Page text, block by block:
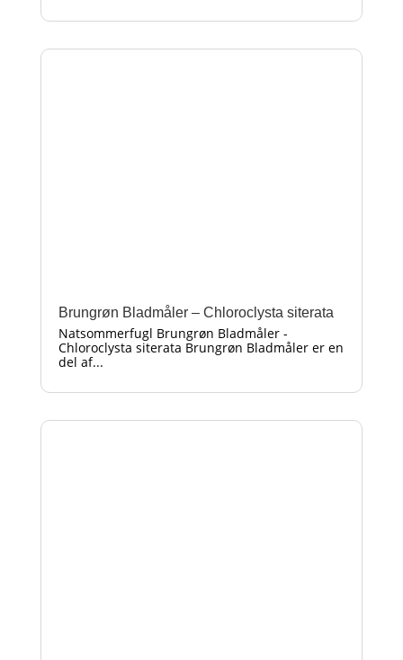
Brungrøn Bladmåler – Chloroclysta siterata
Natsommerfugl Brungrøn Bladmåler -
Chloroclysta siterata Brungrøn Bladmåler er en
del af...